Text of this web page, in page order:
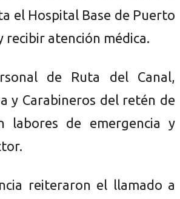
el Hospital Base de Puerto
atención médica.
de Ruta del Canal,
y Carabineros del retén de
labores de emergencia y
reiteraron el llamado a